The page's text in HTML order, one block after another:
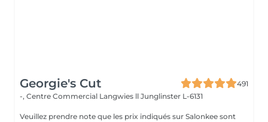
Georgie's Cut
491
-, Centre Commercial Langwies ll Junglinster L-6131
Veuillez prendre note que les prix indiqués sur Salonkee sont